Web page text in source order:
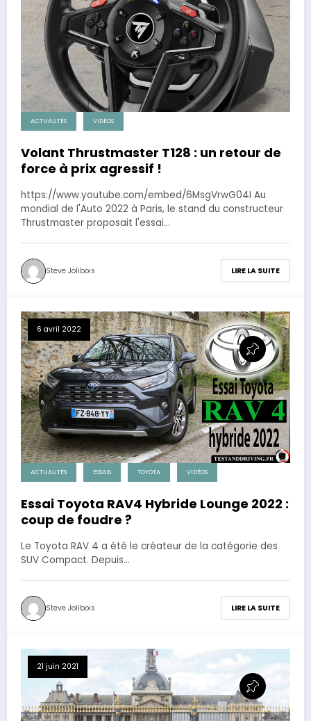
ACTUALITÉS VIDÉOS
Volant Thrustmaster T128 : un retour de
force à prix agressif !
https://www.youtube.com/embed/6MsgVrwG04I Au
mondial de l'Auto 2022 à Paris, le stand du constructeur
Thrustmaster proposait l'essai…
Steve Jolibois LIRE LA SUITE
6 avril 2022
ACTUALITÉS ESSAIS TOYOTA VIDÉOS
Essai Toyota RAV4 Hybride Lounge 2022 :
coup de foudre ?
Le Toyota RAV 4 a été le créateur de la catégorie des
SUV Compact. Depuis…
Steve Jolibois LIRE LA SUITE
21 juin 2021